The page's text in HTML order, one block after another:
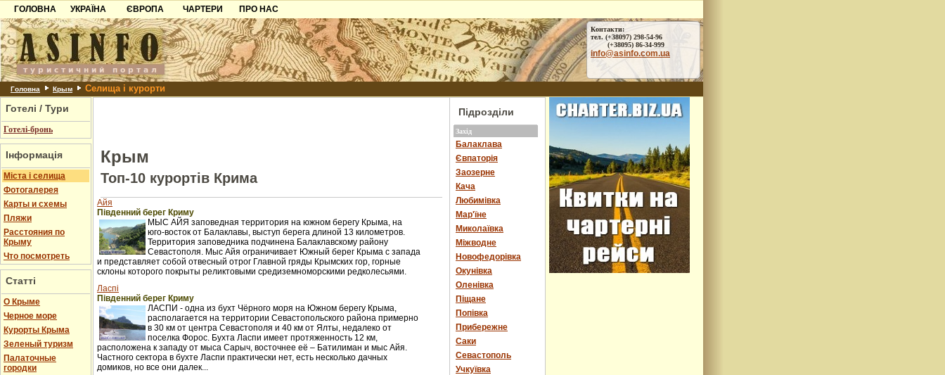
ГОЛОВНА
УКРАЇНА
Карпати
Азов
Причорноморря
Шацьк
ЄВРОПА
Чорногорія
Хорватія
Болгарія
Албанія
ЧАРТЕРИ
ПРО НАС
Контакти
Партнерам
Додати готель
Контакти:
тел. (+38097) 298-54-96
(+38095) 86-34-999
info@asinfo.com.ua
Головна Крым Селища і курорти
Готелі / Тури
Готелі-бронь
Інформація
Міста і селища
Фотогалерея
Карты и схемы
Пляжи
Расстояния по
Крыму
Что посмотреть
Статті
О Крыме
Черное море
Курорты Крыма
Зеленый туризм
Палаточные
городки
Крым
Топ-10 курортів Крима
Айя
Південний берег Криму
МЫС АЙЯ заповедная территория на южном берегу Крыма, на
юго-восток от Балаклавы, выступ берега длиной 13 километров.
Территория заповедника подчинена Балаклавскому району
Севастополя. Мыс Айя ограничивает Южный берег Крыма с запада
и представляет собой отвесный отрог Главной гряды Крымских гор, горные
склоны которого покрыты реликтовыми средиземноморскими редколесьями.
Ласпі
Південний берег Криму
ЛАСПИ - одна из бухт Чёрного моря на Южном берегу Крыма,
располагается на территории Севастопольского района примерно
в 30 км от центра Севастополя и 40 км от Ялты, недалеко от
поселка Форос. Бухта Ласпи имеет протяженность 12 км,
расположена к западу от мыса Сарыч, восточнее её – Батилиман и мыс Айя.
Частного сектора в бухте Ласпи практически нет, есть несколько дачных
домиков, но все они далек...
Підрозділи
Захід
Балаклава
Євпаторія
Заозерне
Кача
Любимівка
Мар'їне
Миколаївка
Міжводне
Новофедорівка
Окунівка
Оленівка
Піщане
Попівка
Прибережне
Саки
Севастополь
Учкуївка